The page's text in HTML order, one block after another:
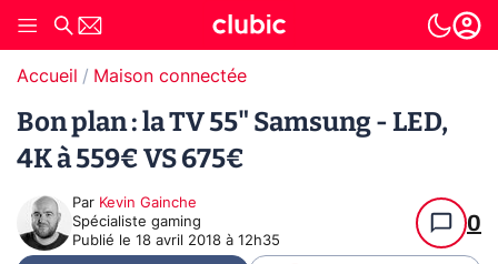
Accueil Maison connectée
Bon plan : la TV 55" Samsung - LED,
4K à 559€ VS 675€
Par Kevin Gainche
Spécialiste gaming
Publié le 18 avril 2018 à 12h35
0